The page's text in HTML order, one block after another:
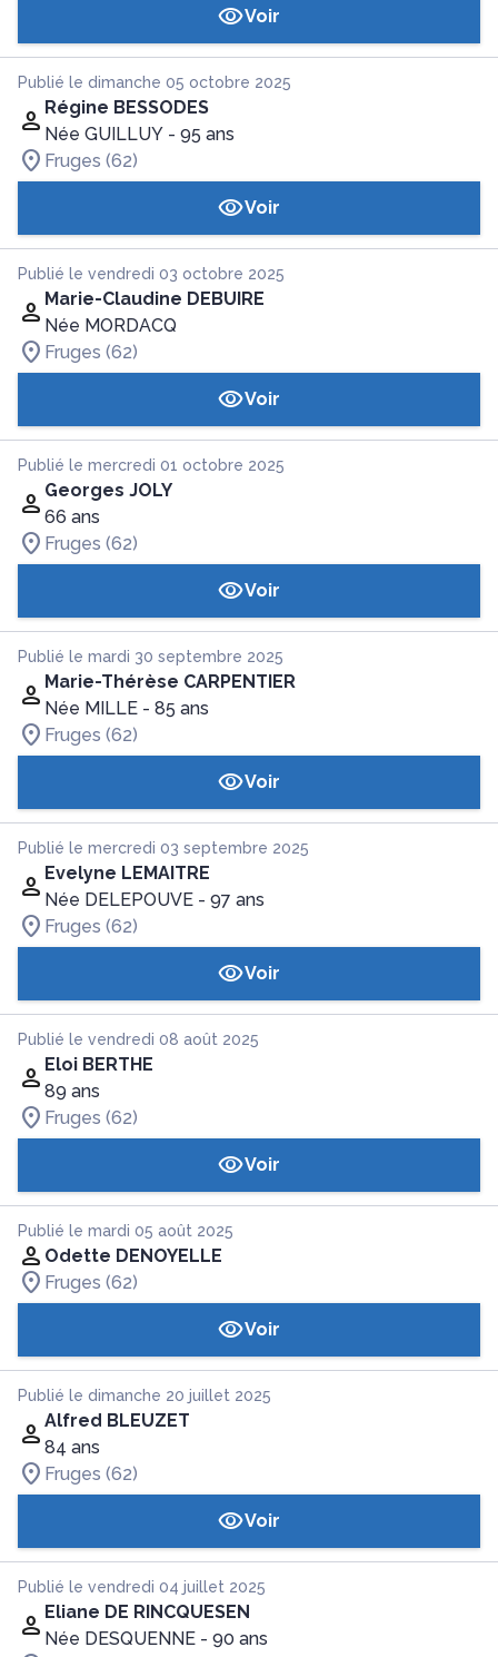
Voir
Publié le dimanche 05 octobre 2025
Régine BESSODES
Née GUILLUY - 95 ans
Fruges (62)
Voir
Publié le vendredi 03 octobre 2025
Marie-Claudine DEBUIRE
Née MORDACQ
Fruges (62)
Voir
Publié le mercredi 01 octobre 2025
Georges JOLY
66 ans
Fruges (62)
Voir
Publié le mardi 30 septembre 2025
Marie-Thérèse CARPENTIER
Née MILLE - 85 ans
Fruges (62)
Voir
Publié le mercredi 03 septembre 2025
Evelyne LEMAITRE
Née DELEPOUVE - 97 ans
Fruges (62)
Voir
Publié le vendredi 08 août 2025
Eloi BERTHE
89 ans
Fruges (62)
Voir
Publié le mardi 05 août 2025
Odette DENOYELLE
Fruges (62)
Voir
Publié le dimanche 20 juillet 2025
Alfred BLEUZET
84 ans
Fruges (62)
Voir
Publié le vendredi 04 juillet 2025
Eliane DE RINCQUESEN
Née DESQUENNE - 90 ans